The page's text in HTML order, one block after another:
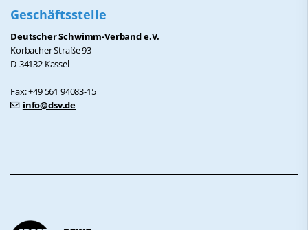
Geschäftsstelle
Deutscher Schwimm-Verband e.V.
Korbacher Straße 93
D-34132 Kassel
Fax: +49 561 94083-15
info@dsv.de